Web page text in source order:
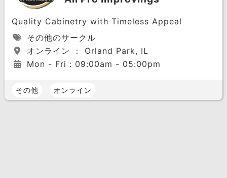
Quality Cabinetry with Timeless Appeal
その他のサークル
オンライン ： Orland Park, IL
Mon - Fri : 09:00am - 05:00pm
その他 オンライン